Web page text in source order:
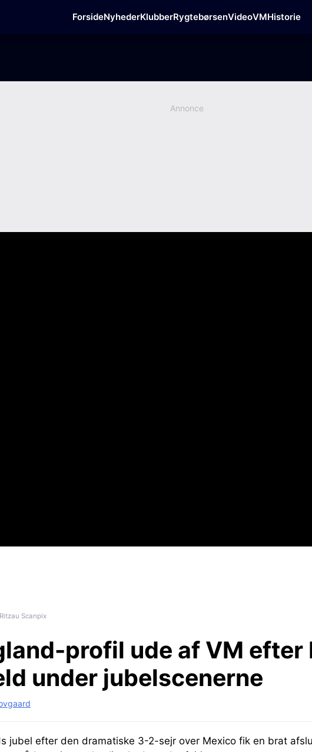
ForsideNyhederKlubberRygtebørsenVideoVMHistorie
Annonce
Scanpix
profil ude af VM efter
under jubelscenerne
jubel efter den dramatiske 3-2-sejr over Mexico fik en brat